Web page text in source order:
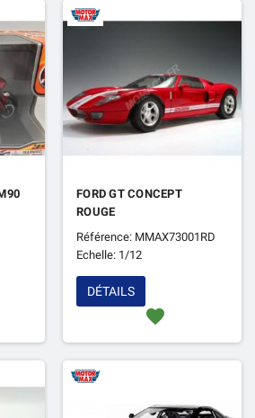
FORD GT CONCEPT
ROUGE
Référence: MMAX73001RD
Echelle: 1/12
favorite
DÉTAILS